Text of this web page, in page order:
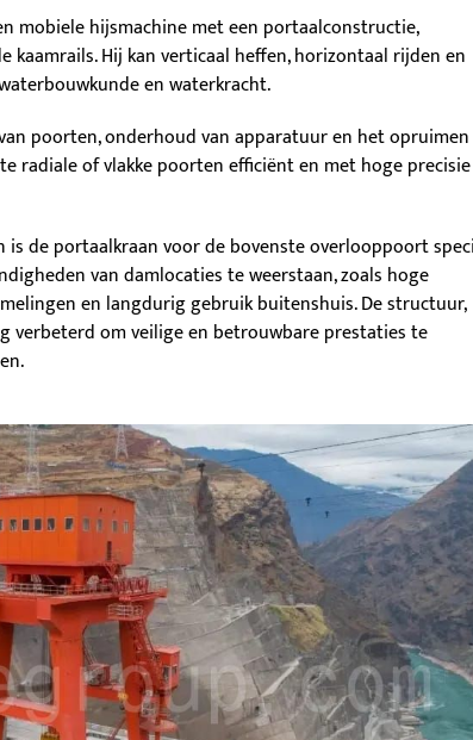
mobiele hijsmachine met een portaalconstructie,
kaamrails. Hij kan verticaal heffen, horizontaal rijden en
en waterkracht.
poorten, onderhoud van apparatuur en het opruimen
radiale of vlakke poorten efficiënt en met hoge precisie
de portaalkraan voor de bovenste overlooppoort
van damlocaties te weerstaan, zoals hoge
en langdurig gebruik buitenshuis. De structuur,
om veilige en betrouwbare prestaties te